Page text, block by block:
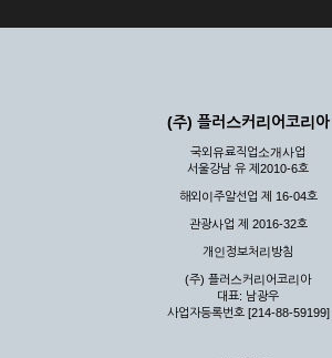
(주) 플러스커리어코리아
국외유료직업소개사업
서울강남 유 제2010-6호
해외이주알선업 제 16-04호
관광사업 제 2016-32호
개인정보처리방침
(주) 플러스커리어코리아
대표: 남광우
사업자등록번호 [214-88-59199]